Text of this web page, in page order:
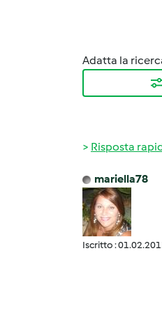
Adatta la
Risposta
mariella78
Iscritto :